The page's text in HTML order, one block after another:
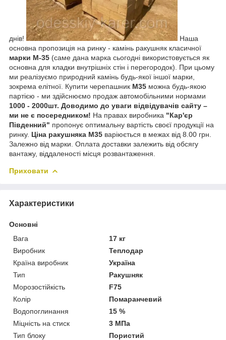
днів!
Наша
основна пропозиція на ринку - камінь ракушняк класичної
марки М-35 (саме дана марка сьогодні використовується як
основна для кладки внутрішніх стін і перегородок). При цьому
ми реалізуємо природний камінь будь-якої іншої марки,
зокрема елітної. Купити черепашник М35 можна будь-якою
партією - ми здійснюємо продаж автомобільними нормами
1000 - 2000шт. Доводимо до уваги відвідувачів сайту –
ми не є посередником! На правах виробника "Кар'єр
Південний" пропонує оптимальну вартість своєї продукції на
ринку. Ціна ракушняка М35 варіюється в межах від 8.00 грн.
Залежно від марки. Оплата доставки залежить від обсягу
вантажу, віддаленості місця розвантаження.
Приховати
Характеристики
Основні
Вага
17 кг
Виробник
Теплодар
Країна виробник
Україна
Тип
Ракушняк
Морозостійкість
F75
Колір
Помаранчевий
Водопоглинання
15 %
Міцність на стиск
3 МПа
Тип блоку
Пористий